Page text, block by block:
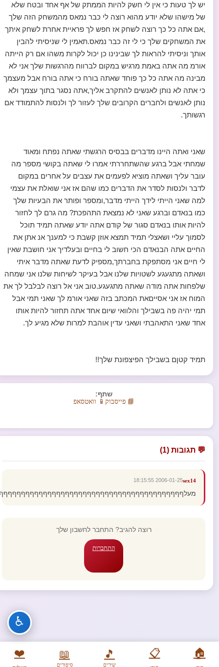
🏠
📋
🎵
שירים
📖
סיפורים
❤️
יש לך טעות כי אין לי חשק להיות הממתק של אף אחד ובטח שלא
של מישהו שלא יודע מהוא רוצה לי כבר נמאס מהמשחק הזה שלך
,אם אתה כל כך רוצה לשחק אז חפש לך פראיית אחרת לשחק איתך
את המשחקים שלך כי לי זה כבר נמאס.תאמין לי שניסיתי להבין
אותך וניסיתי להראות לך שבינינו כן יכול לקרות משהו אם רק הייתה
אורמ מה אתה באמת מרגיש במקום לברווח מהרגשות שלך אני לא
מבינה מה אתה כל כך פוחד שאתה בורח כי אתה בורח אבל מעצמך
כי אתה לא נותן לאנשים להתקרב אליך,אתה נסגר בתוך עצמך ולא
נותן לאנשים ולחברים הקרובים שלך לעזור לך ולנסות להתמודד אם
רגשותך.
שאני ואתה היינו מדברים בבסיס הרגשתי שאתה נפתח ומאוד
שמחתי אבל ברגע שהשתחררתי אמרו לי שאתה בקושי מספר מה
עובר עליך ושאתה מוציא לפעמים את עצבים על אחרים במקום
לדבר ולנסות לסדר את הדברים כמו שהם אז אני שואלת את עצמי
למה שאני הייתי לידך הייתי מדבר,ומספר ופותר את הבעיות שלך
כמו בנאדם וברגע שאני לא נמצאת התהפכת? מה גרם לך לחזור
להיות אותו בנאדם סגור של קודם אתה יודע שאתה תמיד תוכל
לסמוך עליי ושאצלי תמיד תמצא אוזן קשבת כי למענך אנ אתן את
החיים אתה הבנאדם הכי חשוב לי בחיים ובעלדיך אני חושבת שאין
לי חיים אני מסתפקת בחברתך,מספיק לדעת שאתה מדבר איתי
ושאתה מתגעגע לשטויות שלנו אבל בעיקר לשיחות שלנו אני שמחה
שלפחות אתה מודה שאתה מתגעגע.טוב אני אל רוצה לבלבל לך את
המוח אז אני אסייםאת המכתב בזה שאני אורמ לך שאני תמי אבל
תמי יהיה פה בשבילך והלוואי שיום אחד אתה תחזור להיות אותו
אחד שאני התאהבתי ושאני עדין אוהבת למרות שלא מגיע לך.
תמיד קטןם בשבילך הפיצפונת שלך!!
שתף:
📘 פייסבוק 📱 וואטסאפ
💬 תגובות (1)
sex14
2006-01-25 18:15:55
רוצה להגיב? התחבר לחשבון שלך
התחברות
♿